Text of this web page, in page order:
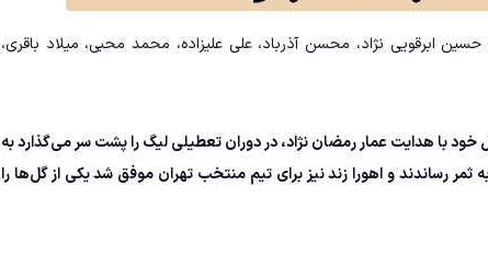
ابرقویی نژاد، محسن آذرباد، علی علیزاده، محمد محبی، میلاد باقری،
خود با هدایت عمار رمضان نژاد، در دوران تعطیلی لیگ را پشت سر می‌گذارد به
رساندند و اهورا زند نیز برای تیم منتخب تهران موفق شد یکی از گل‌ها را